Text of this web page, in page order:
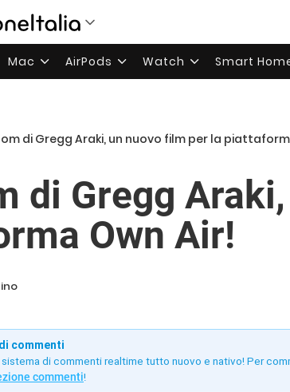
Mac AirPods Watch Smart
di Gregg Araki, un nuovo film per la
di Gregg
Own Air!
commenti
sistema di commenti realtime tutto nuovo e nativo! Per
commenti!